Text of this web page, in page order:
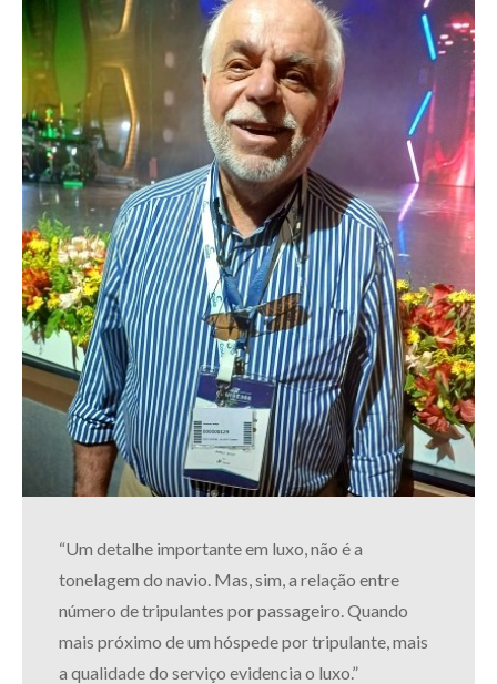
“Um detalhe importante em luxo, não é a
tonelagem do navio. Mas, sim, a relação entre
número de tripulantes por passageiro. Quando
mais próximo de um hóspede por tripulante, mais
a qualidade do serviço evidencia o luxo.”